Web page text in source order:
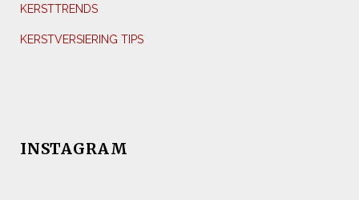
KERSTTRENDS
KERSTVERSIERING TIPS
INSTAGRAM